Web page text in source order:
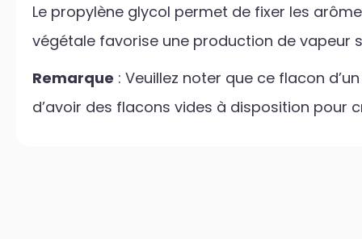
Le propylène glycol permet de fixer les
végétale favorise une production de vapeur
Remarque : Veuillez noter que ce flacon
d’avoir des flacons vides à disposition pour